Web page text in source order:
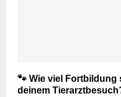
🐾 Wie viel
deinem